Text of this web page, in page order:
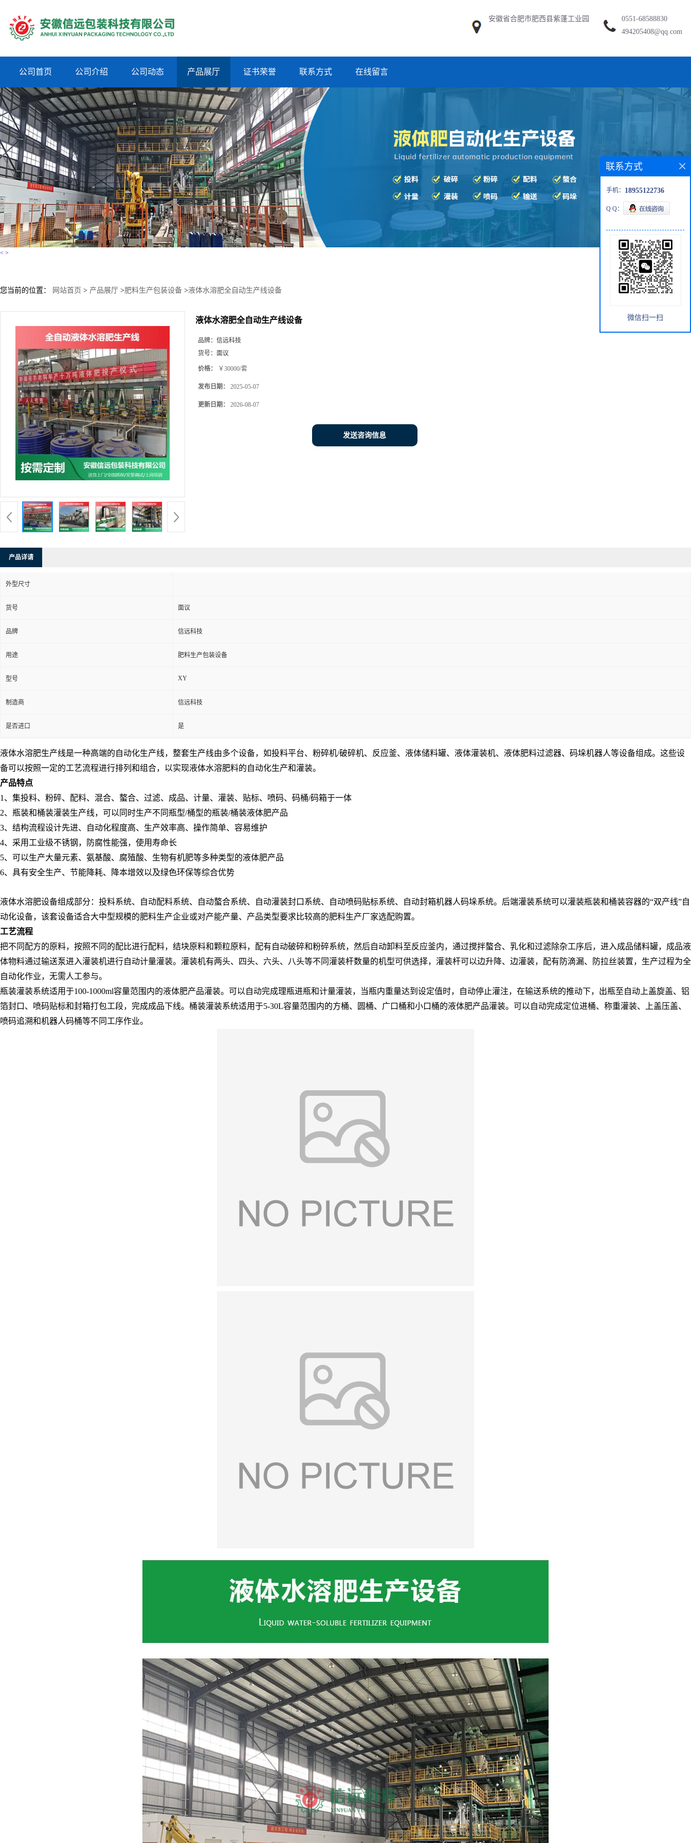
安徽省合肥市肥西县紫蓬工业园
0551-68588830
494205408@qq.com
公司首页 公司介绍 公司动态 产品展厅 证书荣誉 联系方式 在线留言
< >
您当前的位置： 网站首页 > 产品展厅 >肥料生产包装设备 >液体水溶肥全自动生产线设备
液体水溶肥全自动生产线设备
品牌： 信远科技
货号： 面议
价格： ￥30000/套
发布日期： 2025-05-07
更新日期： 2026-08-07
发送咨询信息
产品详请
外型尺寸
货号 面议
品牌 信远科技
用途 肥料生产包装设备
型号 XY
制造商 信远科技
是否进口 是
液体水溶肥生产线是一种高端的自动化生产线，整套生产线由多个设备，如投料平台、粉碎机/破碎机、反应釜、液体储料罐、 液体灌装机、液体肥料过滤器、 码垛机器人等设备组成。这些设
备可以按照一定的工艺流程进行排列和组合，以实现液体水溶肥料的自动化生产和灌装。
产品特点
1 、 集投料、粉碎、配料、混合、螯合、过滤、成品、计量、灌装、贴标、喷码、码桶/码箱于一体
2、瓶装和桶装灌装生产线， 可以同时生产不同瓶型/桶型的瓶装/桶装液体肥产品
3、结构流程设计先进、自动化程度高、生产效率高、操作简单、容易维护
4、采用工业级不锈钢，防腐性能强，使用寿命长
5、可以生产大量元素、氨基酸、腐殖酸、生物有机肥等多种类型的液体肥产品
6、具有安全生产、节能降耗、降本增效以及绿色环保等综合优势
液体水溶肥设备组成部分：投料系统、自动配料系统、自动螯合系统、自动灌装封口系统、自动喷码贴标系统、自动封箱机器人码垛系统。后端灌装系统可以灌装瓶装和桶装容器的“双产线”自
动化设备，该套设备适合大中型规模的肥料生产企业或对产能产量、产品类型要求比较高的肥料生产厂家选配购置。
工艺流程
把不同配方的原料，按照不同的配比进行配料，结块原料和颗粒原料，配有自动破碎和粉碎系统，然后自动卸料至反应釜内，通过搅拌螯合、乳化和过滤除杂工序后，进入成品储料罐，成品液
体物料通过输送泵进入灌装机进行自动计量灌装。灌装机有两头、四头、六头、八头等不同灌装杆数量的机型可供选择，灌装杆可以边升降、边灌装，配有防滴漏、防拉丝装置，生产过程为全
自动化作业，无需人工参与。
瓶装灌装系统适用于100-1000ml容量范围内的液体肥产品灌装。可以自动完成理瓶进瓶和计量灌装，当瓶内重量达到设定值时，自动停止灌注，在输送系统的推动下，出瓶至自动上盖旋盖、铝
箔封口、喷码贴标和封箱打包工段，完成成品下线。桶装灌装系统适用于5-30L容量范围内的方桶、圆桶、广口桶和小口桶的液体肥产品灌装。可以自动完成定位进桶、称重灌装、上盖压盖、
喷码追溯和机器人码桶等不同工序作业。
联系方式
手机： 18955122736
Q Q：
微信扫一扫